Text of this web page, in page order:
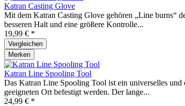
Katran Casting Glove
Mit dem Katran Casting Glove gehören „Line burns“
besseren Halt und eine größere Kontrolle...
19,99 € *
Vergleichen
Merken
Katran Line Spooling Tool
Das Katran Line Spooling Tool ist ein universelles
geeigneten Ort befestigt werden. Der lange...
24,99 € *